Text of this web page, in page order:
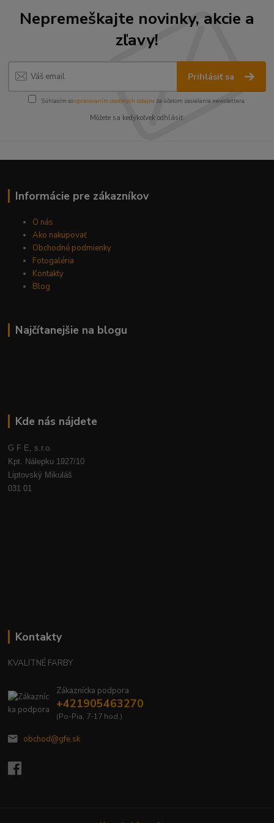
Nepremeškajte novinky, akcie a
zľavy!
Prihlásiť sa
Súhlasím sospracovaním osobných údajov za účelom zasielania newslettera.
Môžete sa kedykoľvek odhlásiť.
Informácie pre zákazníkov
O nás
Ako nakupovať
Obchodné podmienky
Fotogaléria
Kontakty
Blog
Najčítanejšie na blogu
Kde nás nájdete
G F E, s.r.o.
Kpt. Nálepku 1927/10
Liptovský Mikuláš
031 01
Kontakty
KVALITNÉ FARBY
Zákaznícka podpora
+421905463270
(Po-Pia, 7-17 hod.)
obchod@gfe.sk